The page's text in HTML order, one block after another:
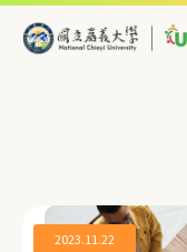
2023.11.22